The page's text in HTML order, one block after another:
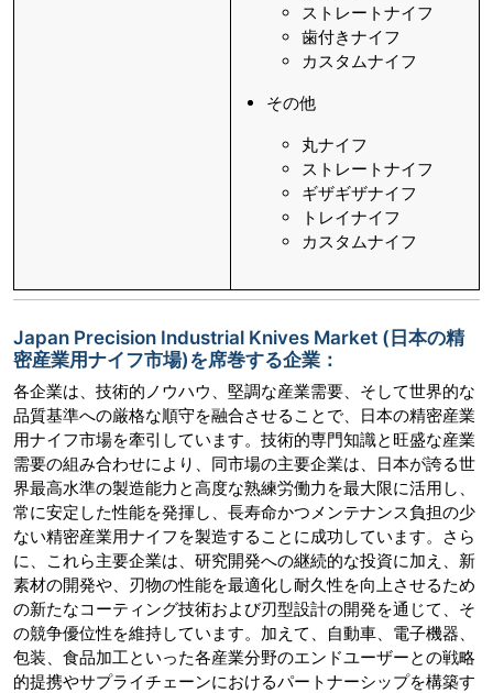
ストレートナイフ
歯付きナイフ
カスタムナイフ
その他
丸ナイフ
ストレートナイフ
ギザギザナイフ
トレイナイフ
カスタムナイフ
Japan Precision Industrial Knives Market (日本の精
密産業用ナイフ市場)を席巻する企業：
各企業は、技術的ノウハウ、堅調な産業需要、そして世界的な
品質基準への厳格な順守を融合させることで、日本の精密産業
用ナイフ市場を牽引しています。技術的専門知識と旺盛な産業
需要の組み合わせにより、同市場の主要企業は、日本が誇る世
界最高水準の製造能力と高度な熟練労働力を最大限に活用し、
常に安定した性能を発揮し、長寿命かつメンテナンス負担の少
ない精密産業用ナイフを製造することに成功しています。さら
に、これら主要企業は、研究開発への継続的な投資に加え、新
素材の開発や、刃物の性能を最適化し耐久性を向上させるため
の新たなコーティング技術および刃型設計の開発を通じて、そ
の競争優位性を維持しています。加えて、自動車、電子機器、
包装、食品加工といった各産業分野のエンドユーザーとの戦略
的提携やサプライチェーンにおけるパートナーシップを構築す